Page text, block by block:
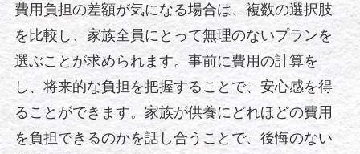
費用負担の差額が気になる場合は、複数の選択肢
を比較し、家族全員にとって無理のないプランを
選ぶことが求められます。事前に費用の計算を
し、将来的な負担を把握することで、安心感を得
ることができます。家族が供養にどれほどの費用
を負担できるのかを話し合うことで、後悔のない